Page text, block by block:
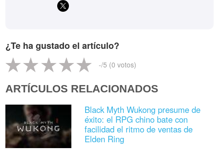
¿Te ha gustado el artículo?
-/5 (0 votos)
ARTÍCULOS RELACIONADOS
Black Myth Wukong presume de
éxito: el RPG chino bate con
facilidad el ritmo de ventas de
Elden Ring